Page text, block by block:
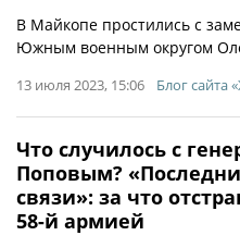
В Майкопе простились с
Южным военным округом
13 июля 2023, 15:06 Блог сайта
Что случилось с
Поповым?
связи»: за что
58-й армией